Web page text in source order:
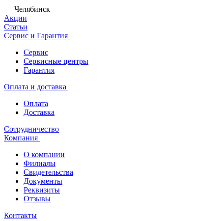
Челябинск
Акции
Статьи
Сервис и Гарантия
Сервис
Сервисные центры
Гарантия
Оплата и доставка
Оплата
Доставка
Сотрудничество
Компания
О компании
Филиалы
Свидетельства
Документы
Реквизиты
Отзывы
Контакты